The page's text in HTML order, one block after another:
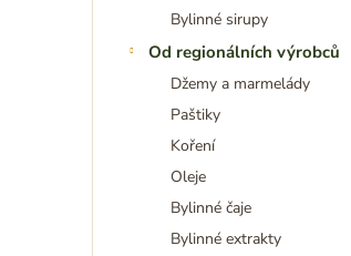
Bylinné sirupy
Od regionálních výrobců
Džemy a marmelády
Paštiky
Koření
Oleje
Bylinné čaje
Bylinné extrakty